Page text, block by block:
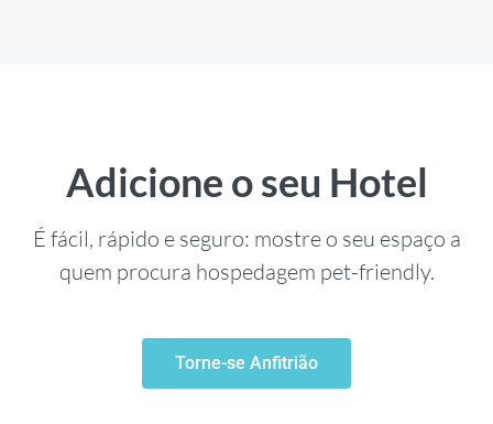
Adicione o seu Hotel
É fácil, rápido e seguro: mostre o seu espaço a
quem procura hospedagem pet-friendly.
Torne-se Anfitrião